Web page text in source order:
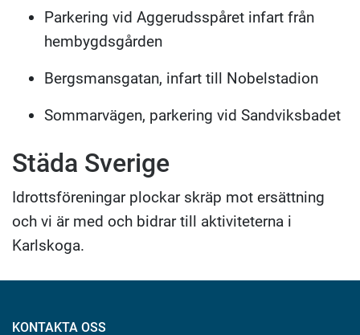
Parkering vid Aggerudsspåret infart från
hembygdsgården
Bergsmansgatan, infart till Nobelstadion
Sommarvägen, parkering vid Sandviksbadet
Städa Sverige
Idrottsföreningar plockar skräp mot ersättning
och vi är med och bidrar till aktiviteterna i
Karlskoga.
KONTAKTA OSS